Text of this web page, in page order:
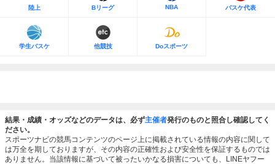
陸上 Bリーグ NBA バスケ代表
学生バスケ 他競技 Doスポーツ
結果・成績・オッズなどのデータは、必ず主催者発行のものと照合し確認してく
ださい。
スポーツナビの競馬コンテンツのページ上に掲載されている情報の内容に関して
は万全を期しておりますが、その内容の正確性および安全性を保証するものでは
ありません。当該情報に基づいて被ったいかなる損害についても、LINEヤフー